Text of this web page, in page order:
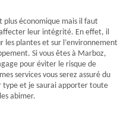
plus économique mais il faut
leur intégrité. En effet, il
les plantes et sur l’environnement
Si vous êtes à Marboz,
pour éviter le risque de
services vous serez assuré du
type et je saurai apporter toute
abimer.